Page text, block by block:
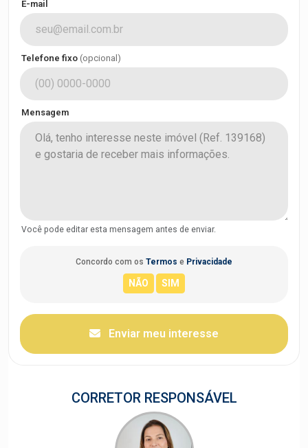
E-mail
Telefone fixo (opcional)
Mensagem
Você pode editar esta mensagem antes de enviar.
Concordo com os Termos e Privacidade
Enviar meu interesse
CORRETOR RESPONSÁVEL